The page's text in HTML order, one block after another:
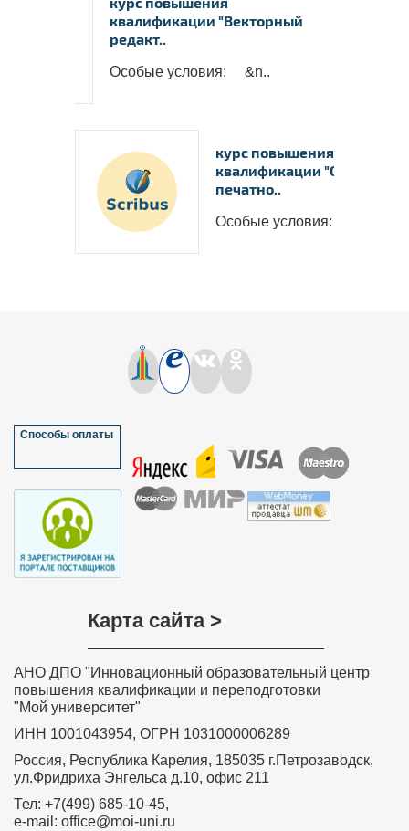
квалификации "Векторный
редакт..
Особые условия: &n..
курс повышения
квалификации "Создание
печатно..
Особые условия: &n..
Способы оплаты
Карта сайта >
АНО ДПО "Инновационный образовательный центр
повышения квалификации и переподготовки
"Мой университет"
ИНН 1001043954, ОГРН 1031000006289
Россия, Республика Карелия, 185035 г.Петрозаводск,
ул.Фридриха Энгельса д.10, офис 211
Тел: +7(499) 685-10-45,
e-mail: office@moi-uni.ru